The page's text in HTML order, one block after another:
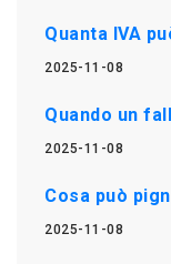
Quanta IVA
2025-11-08
Quando un
2025-11-08
Cosa può
2025-11-08